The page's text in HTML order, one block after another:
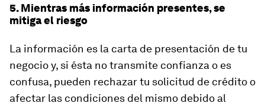
5. Mientras más información presentes, se
mitiga el riesgo
La información es la carta de presentación de tu
negocio y, si ésta no transmite confianza o es
confusa, pueden rechazar tu solicitud de crédito o
afectar las condiciones del mismo debido al